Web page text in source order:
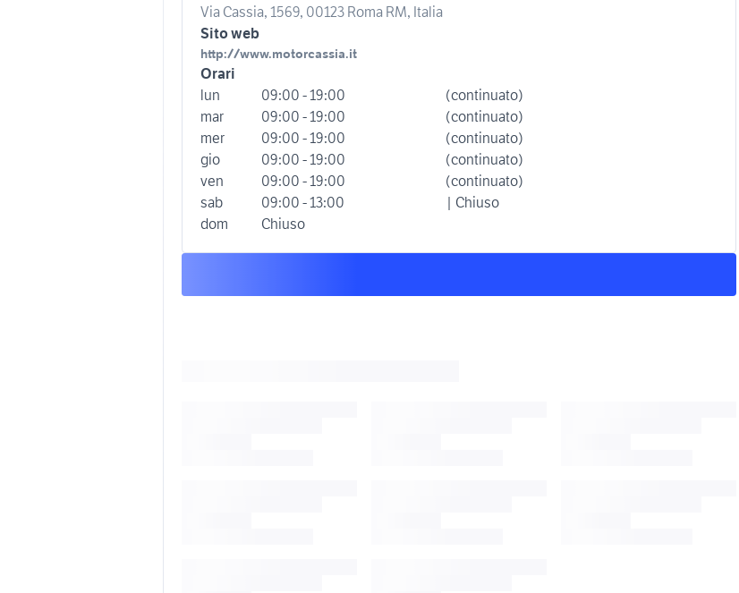
Via Cassia, 1569, 00123 Roma RM, Italia
Sito web
http://www.motorcassia.it
Orari
lun
09:00 - 19:00
(continuato)
mar
09:00 - 19:00
(continuato)
mer
09:00 - 19:00
(continuato)
gio
09:00 - 19:00
(continuato)
ven
09:00 - 19:00
(continuato)
sab
09:00 - 13:00
| Chiuso
dom
Chiuso